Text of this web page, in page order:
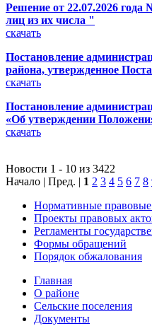
Решение от 22.07.2026
лиц из их числа "
скачать
Постановление
района, утвержденное
скачать
Постановление
«Об утверждении
скачать
Новости 1 - 10 из 3422
Начало | Пред. | 1 2 3 4 5 6 7 8
Нормативные
Проекты правовых
Регламенты
Формы обращений
Порядок обжалования
Главная
О районе
Сельские поселения
Документы